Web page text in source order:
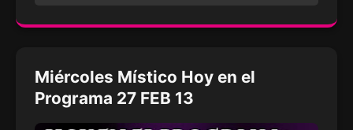
Miércoles Místico Hoy en el
Programa 27 FEB 13